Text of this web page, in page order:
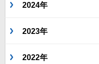
2024年
2023年
2022年